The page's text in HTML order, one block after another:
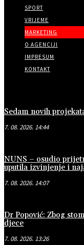
SPORT
VRIJEME
MARKETING
O AGENCIJI
IMPRESUM
KONTAKT
Sedam novih
7. 08. 2026. 14:44
NUNS – osudio
uputila izvinjenje i
7. 08. 2026. 14:07
Dr Popović: Zbog
djece
7. 08. 2026. 13:26